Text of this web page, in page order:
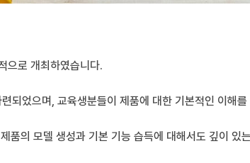
로 개최하였습니다.
되었으며, 교육생분들이 제품에 대한 기본적인 이해
의 모델 생성과 기본 기능 습득에 대해서도 깊이 있